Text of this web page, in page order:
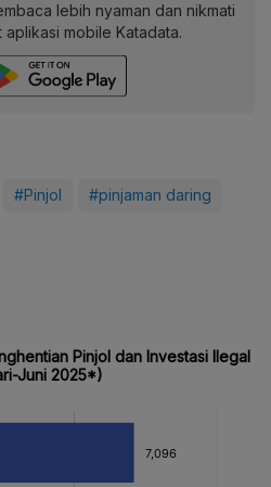
lebih nyaman dan nikmati
mobile Katadata.
#Pinjol #pinjaman daring